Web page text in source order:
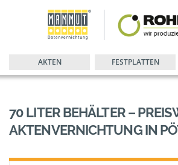
AKTEN FESTPLATTEN
70 LITER BEHÄLTER –
AKTENVERNICHTUNG IN